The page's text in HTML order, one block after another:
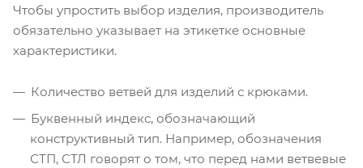
Чтобы упростить выбор изделия, производитель
обязательно указывает на этикетке основные
характеристики.
Количество ветвей для изделий с крюками.
Буквенный индекс, обозначающий
конструктивный тип. Например, обозначения
СТП, СТЛ говорят о том, что перед нами ветвевые